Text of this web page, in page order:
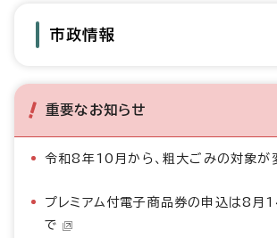
市政情報
重要なお知らせ
令和8年10月から、粗大ごみの対象が
プレミアム付電子商品券の申込は8月
で